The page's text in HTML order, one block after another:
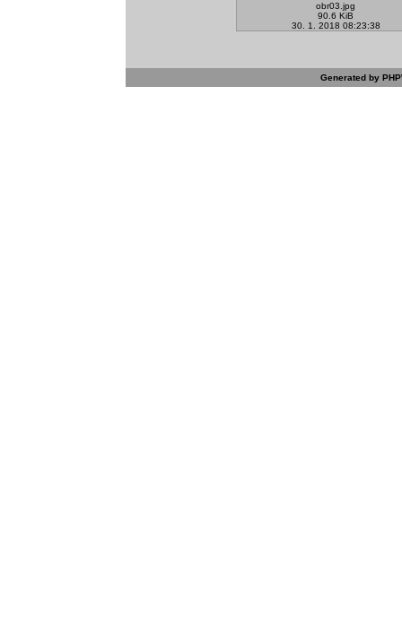
obr03.jpg
90.6 KiB
30. 1. 2018 08:23:38
Generated by